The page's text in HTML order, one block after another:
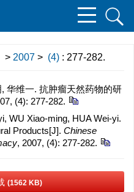
> 2007 > (4) : 277-282.
华维一. 抗肿瘤天然药物的研
(4): 277-282.
WU Xiao-ming, HUA Wei-yi.
Products[J]. Chinese
, 2007, (4): 277-282.
(1562 KB)